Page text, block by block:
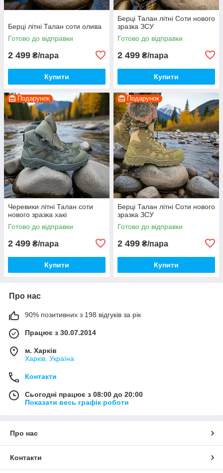
Берці літні Талан соти олива
Готово до відправки
2 499 ₴/пара
Купити
Берці Талан літні Соти нового
зразка ЗСУ
Готово до відправки
2 499 ₴/пара
Купити
Подарунок
Черевики літні Талан соти
нового зразка хакі
Готово до відправки
2 499 ₴/пара
Купити
Подарунок
Берці Талан літні Соти нового
зразка ЗСУ
Готово до відправки
2 499 ₴/пара
Купити
Про нас
90% позитивних з 198 відгуків за рік
Працює з 30.07.2014
м. Харків
Харків, Україна
Контакти
Сьогодні працює з 08:00 до 20:00
Показати весь графік роботи
Про нас
Контакти